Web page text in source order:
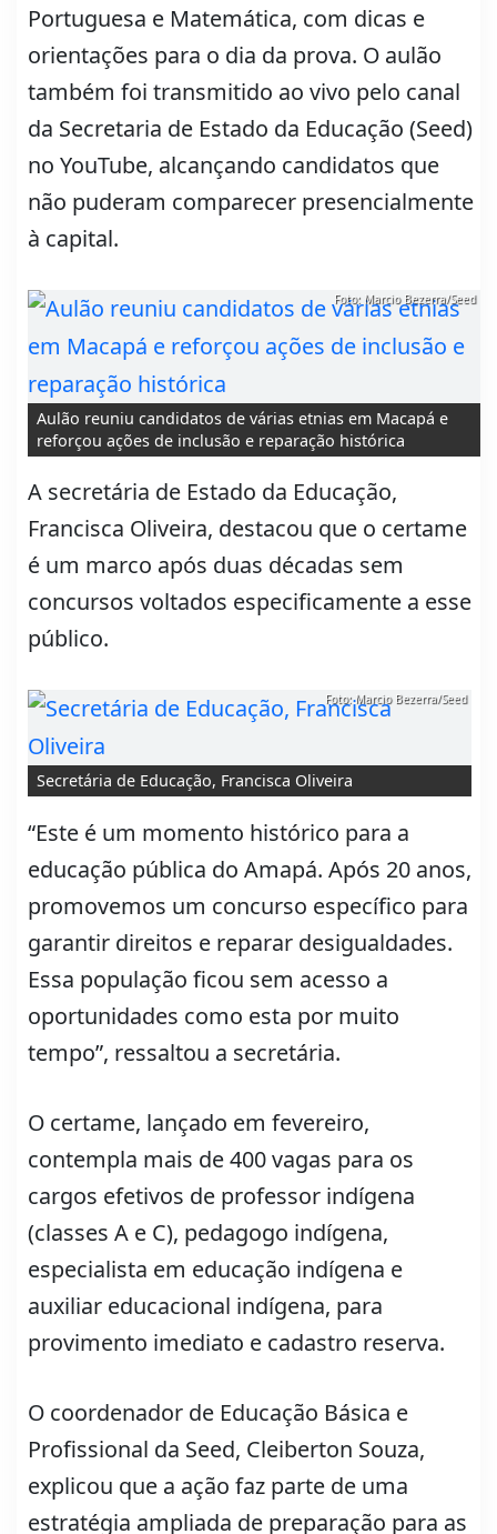
Portuguesa e Matemática, com dicas e
orientações para o dia da prova. O aulão
também foi transmitido ao vivo pelo canal
da Secretaria de Estado da Educação (Seed)
no YouTube, alcançando candidatos que
não puderam comparecer presencialmente
à capital.
Aulão reuniu candidatos de várias etnias em Macapá e
reforçou ações de inclusão e reparação histórica
Foto: Marcio Bezerra/Seed
A secretária de Estado da Educação,
Francisca Oliveira, destacou que o certame
é um marco após duas décadas sem
concursos voltados especificamente a esse
público.
Secretária de Educação, Francisca Oliveira
Foto: Marcio Bezerra/Seed
“Este é um momento histórico para a
educação pública do Amapá. Após 20 anos,
promovemos um concurso específico para
garantir direitos e reparar desigualdades.
Essa população ficou sem acesso a
oportunidades como esta por muito
tempo”, ressaltou a secretária.
O certame, lançado em fevereiro,
contempla mais de 400 vagas para os
cargos efetivos de professor indígena
(classes A e C), pedagogo indígena,
especialista em educação indígena e
auxiliar educacional indígena, para
provimento imediato e cadastro reserva.
O coordenador de Educação Básica e
Profissional da Seed, Cleiberton Souza,
explicou que a ação faz parte de uma
estratégia ampliada de preparação para as